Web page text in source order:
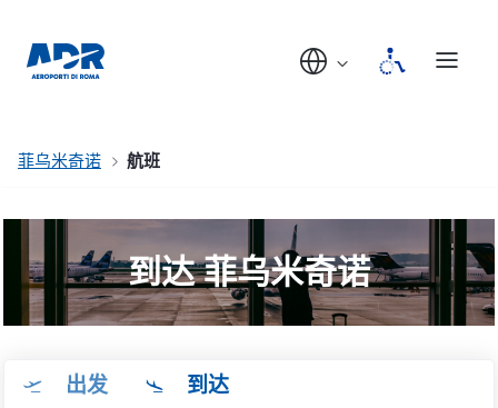
菲乌米奇诺 航班
到达 菲乌米奇诺
出发 到达